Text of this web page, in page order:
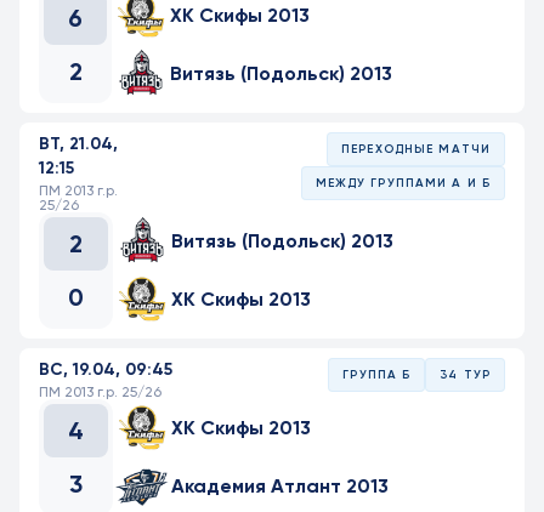
6
2
ХК Скифы 2013
Витязь (Подольск) 2013
ВТ, 21.04,
12:15
ПМ 2013 г.р.
25/26
ПЕРЕХОДНЫЕ МАТЧИ
МЕЖДУ ГРУППАМИ А И Б
2
0
Витязь (Подольск) 2013
ХК Скифы 2013
ВС, 19.04, 09:45
ПМ 2013 г.р. 25/26
ГРУППА Б 34 ТУР
4
3
ХК Скифы 2013
Академия Атлант 2013